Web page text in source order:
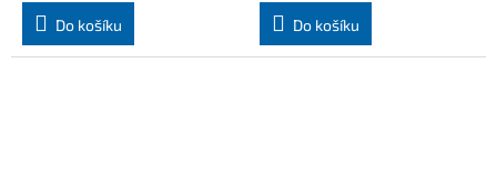
Do košíku Do košíku